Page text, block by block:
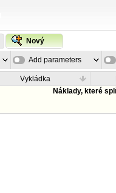
Nový
Add parameters
Vykládka
Náklady, které